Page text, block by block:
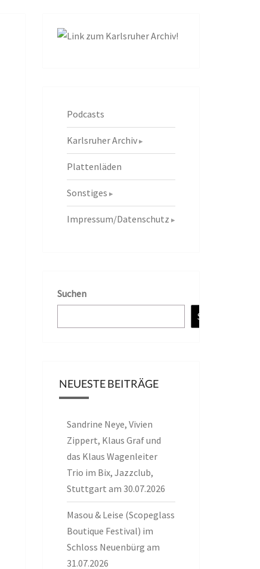
Podcasts
Karlsruher Archiv
Plattenläden
Sonstiges
Impressum/Datenschutz
Suchen
Suchen
NEUESTE BEITRÄGE
Sandrine Neye, Vivien
Zippert, Klaus Graf und
das Klaus Wagenleiter
Trio im Bix, Jazzclub,
Stuttgart am 30.07.2026
Masou & Leise (Scopeglass
Boutique Festival) im
Schloss Neuenbürg am
31.07.2026